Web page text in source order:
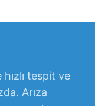
tespit ve
Arıza